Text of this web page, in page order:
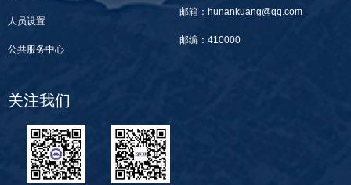
人员设置
公共服务中心
邮箱：hunankuang@qq.com
邮编：410000
关注我们